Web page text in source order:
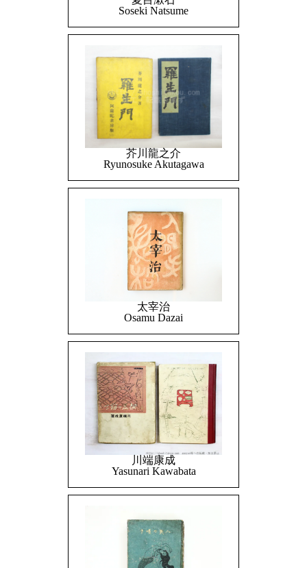
Soseki Natsume
芥川龍之介
Ryunosuke Akutagawa
太宰治
Osamu Dazai
川端康成
Yasunari Kawabata